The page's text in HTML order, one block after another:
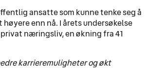
ansatte som kunne tenke seg å
enn nå. I årets undersøkelse
næringsliv, en økning fra 41
karrieremuligheter og økt